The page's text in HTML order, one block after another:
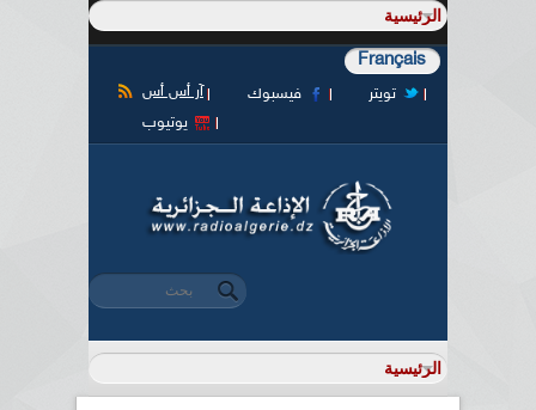
Français
آر أس أس فيسبوك
تويتر
يوتيوب
استمارة البحث
‏بحث ‏